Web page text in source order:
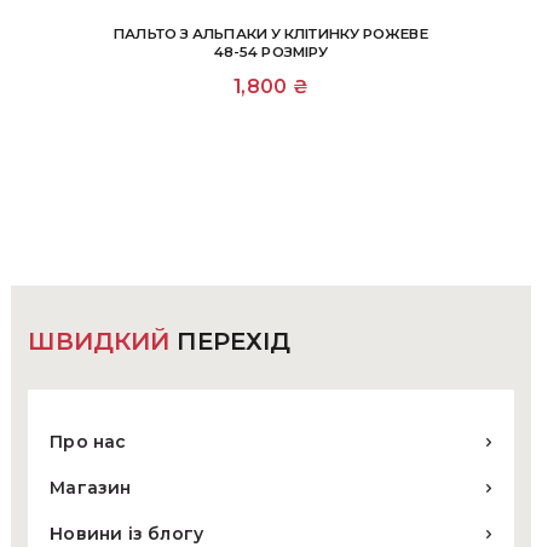
ПАЛЬТО З АЛЬПАКИ У КЛІТИНКУ РОЖЕВЕ
48-54 РОЗМІРУ
1,800 ₴
ШВИДКИЙ ПЕРЕХІД
Про нас
Магазин
Новини із блогу